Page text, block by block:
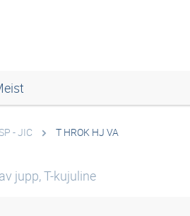
- JIC T HROK HJ VA
jupp, T-kujuline